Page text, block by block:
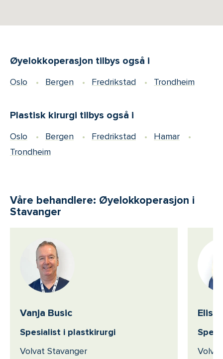
Øyelokkoperasjon tilbys også i
Oslo Bergen Fredrikstad Trondheim
Plastisk kirurgi tilbys også i
Oslo Bergen Fredrikstad
Hamar
Trondheim
Våre behandlere: Øyelokkoperasjon i
Stavanger
Vanja Busic
Spesialist i plastkirurgi
Volvat Stavanger